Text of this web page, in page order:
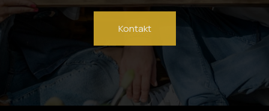
Kontakt